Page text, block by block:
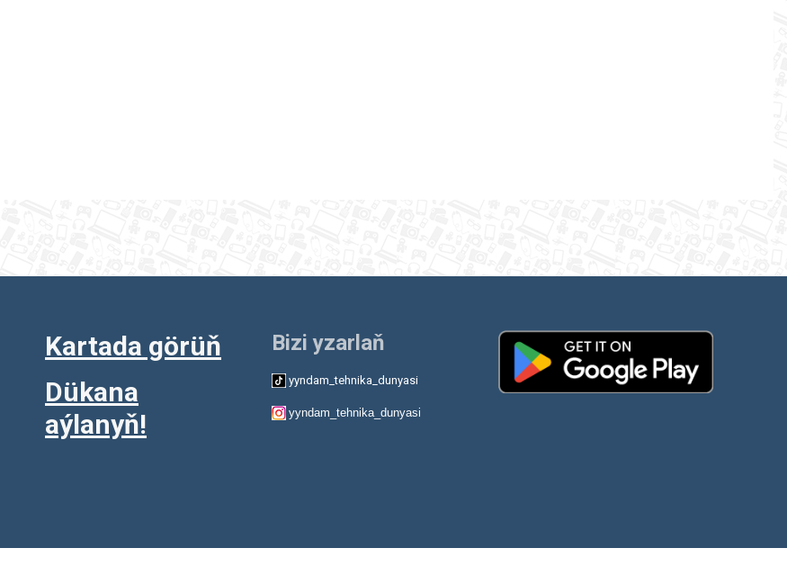
Kartada görüň
Dükana
aýlanyň!
Bizi yzarlaň
yyndam_tehnika_dunyasi
yyndam_tehnika_dunyasi